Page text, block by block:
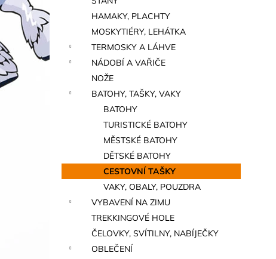
a
n
e
l
HAMAKY, PLACHTY
MOSKYTIÉRY, LEHÁTKA
TERMOSKY A LÁHVE
NÁDOBÍ A VAŘIČE
NOŽE
BATOHY, TAŠKY, VAKY
BATOHY
TURISTICKÉ BATOHY
MĚSTSKÉ BATOHY
DĚTSKÉ BATOHY
CESTOVNÍ TAŠKY
VAKY, OBALY, POUZDRA
VYBAVENÍ NA ZIMU
TREKKINGOVÉ HOLE
ČELOVKY, SVÍTILNY, NABÍJEČKY
OBLEČENÍ